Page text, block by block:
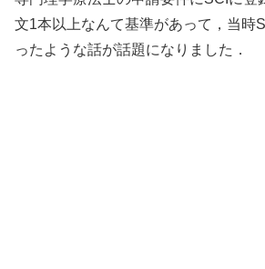
文1本以上なんて基準があって，当時
ったような話が話題になりました．